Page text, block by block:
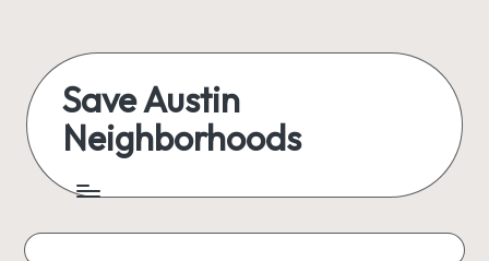
content
Save Austin
Neighborhoods
Austin